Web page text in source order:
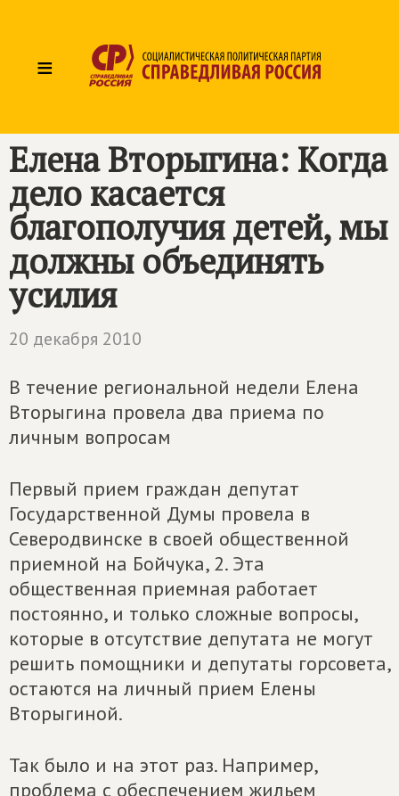
≡
Елена Вторыгина: Когда
дело касается
благополучия детей, мы
должны объединять
усилия
20 декабря 2010
В течение региональной недели Елена
Вторыгина провела два приема по
личным вопросам
Первый прием граждан депутат
Государственной Думы провела в
Северодвинске в своей общественной
приемной на Бойчука, 2. Эта
общественная приемная работает
постоянно, и только сложные вопросы,
которые в отсутствие депутата не могут
решить помощники и депутаты горсовета,
остаются на личный прием Елены
Вторыгиной.
Так было и на этот раз. Например,
проблема с обеспечением жильем